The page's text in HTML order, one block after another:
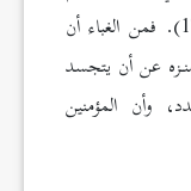
]ونحنُ أقربُ إليه مِن حبلِ الوريدِ[(ق: 17). فمن الغباء أن
عن أن يتجسد
وأن المؤمنين